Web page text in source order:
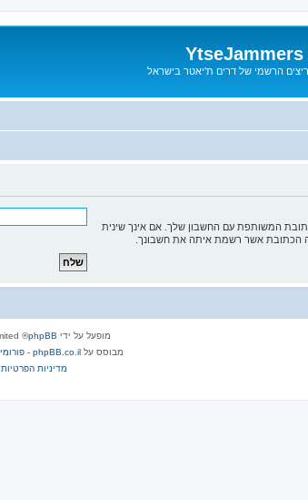
YtseJammers
הרשמי של דרים ת'יאטר בישראל
המשותפת עם החשבון שלך. אם אינך שינית
הכתובת אשר רשמת איתה את חשבונך.
מופעל על ידי phpBB
® Forum Software © phpBB Limited
מבוסס על phpBB.co.il - פורומים בעברית
מדיניות הפרטיות